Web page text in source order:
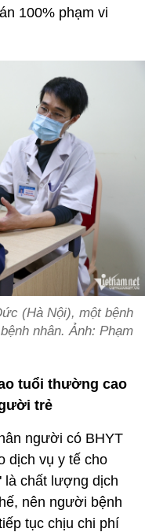
100% phạm vi
(Hà Nội), một bệnh
nhân. Ảnh: Phạm
tuổi thường cao
trẻ
người có BHYT
dịch vụ y tế cho
là chất lượng dịch
nên người bệnh
tục chịu chi phí